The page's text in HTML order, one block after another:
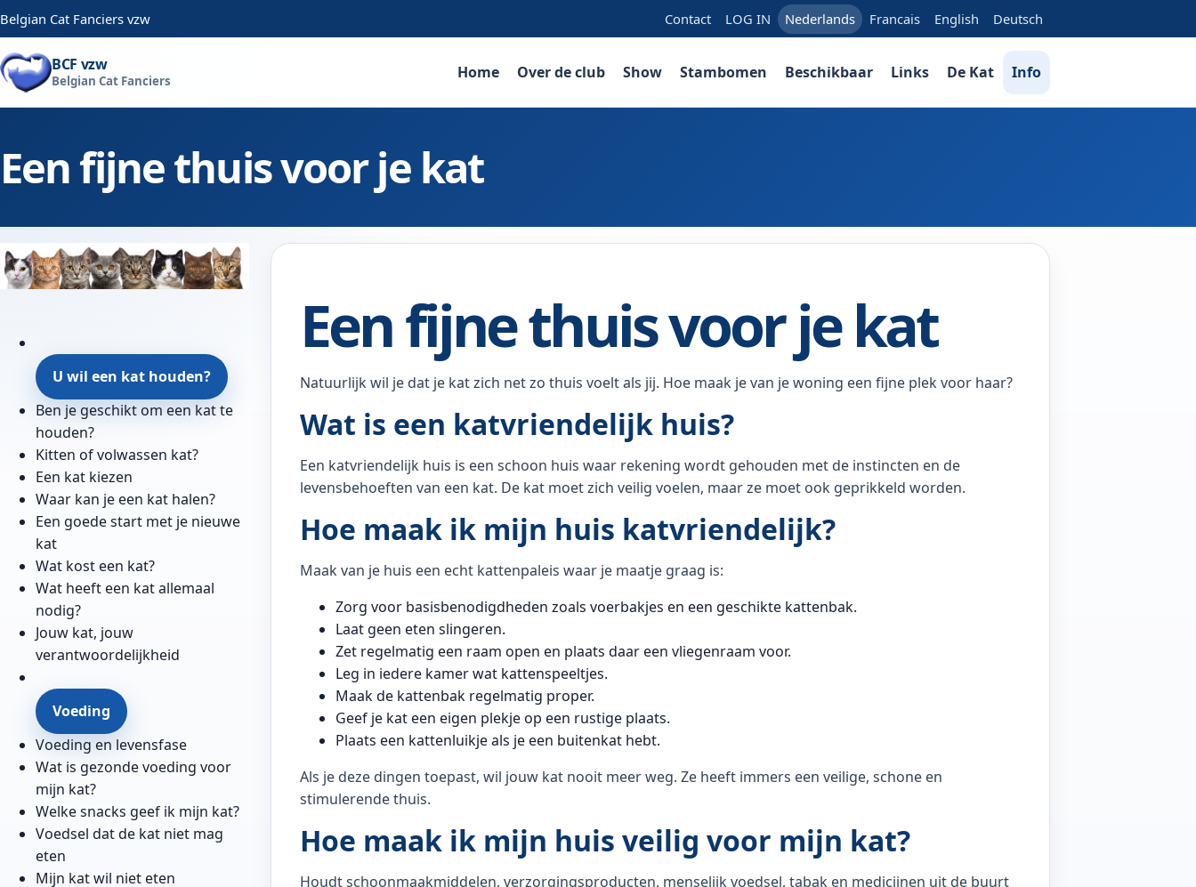
Belgian Cat Fanciers vzw Contact LOG IN Nederlands Francais English Deutsch
BCF vzw
Belgian Cat Fanciers Home Over de club Show Stambomen Beschikbaar Links De Kat Info
Een fijne thuis voor je kat
U wil een kat houden?
Ben je geschikt om een kat te
houden?
Kitten of volwassen kat?
Een kat kiezen
Waar kan je een kat halen?
Een goede start met je nieuwe
kat
Wat kost een kat?
Wat heeft een kat allemaal
nodig?
Jouw kat, jouw
verantwoordelijkheid
Voeding
Voeding en levensfase
Wat is gezonde voeding voor
mijn kat?
Welke snacks geef ik mijn kat?
Voedsel dat de kat niet mag
eten
Mijn kat wil niet eten
Een fijne thuis voor je kat
Natuurlijk wil je dat je kat zich net zo thuis voelt als jij. Hoe maak je van je woning een fijne plek voor haar?
Wat is een katvriendelijk huis?
Een katvriendelijk huis is een schoon huis waar rekening wordt gehouden met de instincten en de
levensbehoeften van een kat. De kat moet zich veilig voelen, maar ze moet ook geprikkeld worden.
Hoe maak ik mijn huis katvriendelijk?
Maak van je huis een echt kattenpaleis waar je maatje graag is:
Zorg voor basisbenodigdheden zoals voerbakjes en een geschikte kattenbak.
Laat geen eten slingeren.
Zet regelmatig een raam open en plaats daar een vliegenraam voor.
Leg in iedere kamer wat kattenspeeltjes.
Maak de kattenbak regelmatig proper.
Geef je kat een eigen plekje op een rustige plaats.
Plaats een kattenluikje als je een buitenkat hebt.
Als je deze dingen toepast, wil jouw kat nooit meer weg. Ze heeft immers een veilige, schone en
stimulerende thuis.
Hoe maak ik mijn huis veilig voor mijn kat?
Houdt schoonmaakmiddelen, verzorgingsproducten, menselijk voedsel, tabak en medicijnen uit de buurt